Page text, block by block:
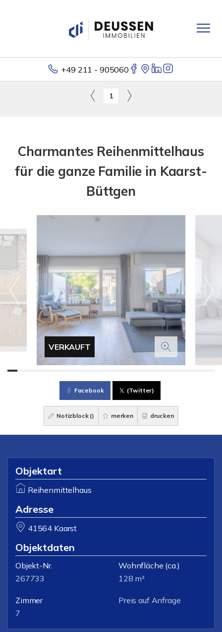
+49 211 - 905060
1
Charmantes Reihenmittelhaus
für die ganze Familie in Kaarst-
Büttgen
VERKAUFT
Facebook (Twitter)
Notizblock () merken drucken
Objektart
Reihenmittelhaus
Adresse
41564 Kaarst
Objektdaten
Objekt-Nr.
267733
Wohnfläche (ca.)
128 m²
Zimmer
7
Preis auf Anfrage